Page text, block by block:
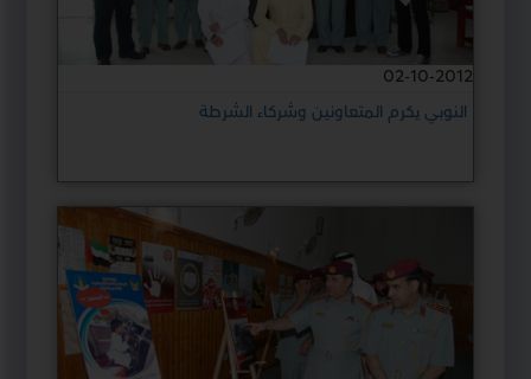
02-10-2012
النوبي يكرم المتعاونين وشركاء الشرطة